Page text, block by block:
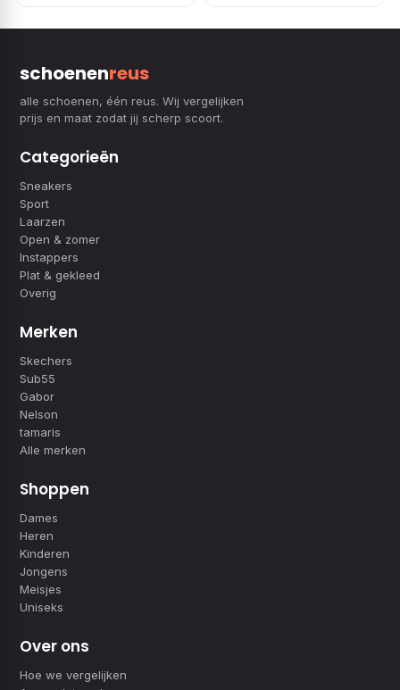
schoenenreus
alle schoenen, één reus. Wij vergelijken
prijs en maat zodat jij scherp scoort.
Categorieën
Sneakers
Sport
Laarzen
Open & zomer
Instappers
Plat & gekleed
Overig
Merken
Skechers
Sub55
Gabor
Nelson
tamaris
Alle merken
Shoppen
Dames
Heren
Kinderen
Jongens
Meisjes
Uniseks
Over ons
Hoe we vergelijken